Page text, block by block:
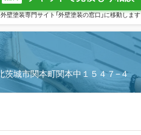
壁塗装専門サイト「外壁塗装の窓口」に移動します
茨城市関本町関本中１５４７−４